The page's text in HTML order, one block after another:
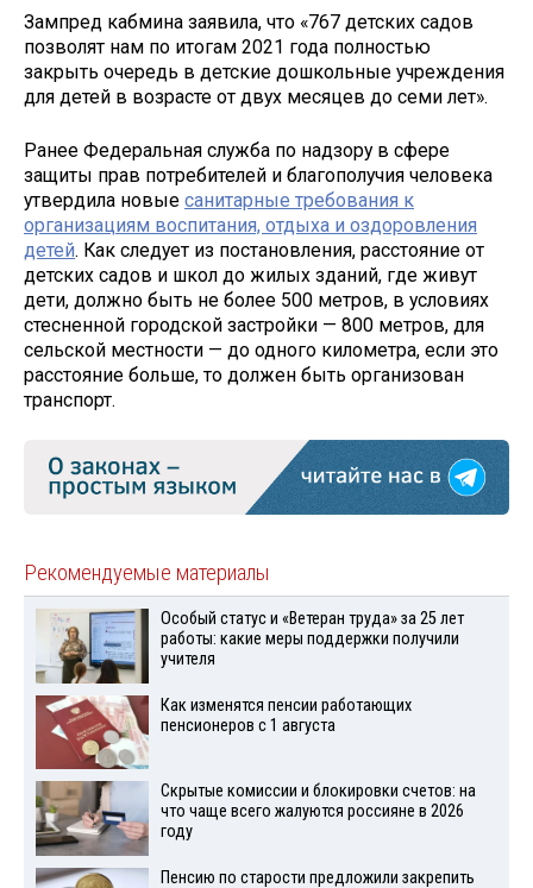
Зампред кабмина заявила, что «767 детских садов
позволят нам по итогам 2021 года полностью
закрыть очередь в детские дошкольные учреждения
для детей в возрасте от двух месяцев до семи лет».
Ранее Федеральная служба по надзору в сфере
защиты прав потребителей и благополучия человека
утвердила новые санитарные требования к
организациям воспитания, отдыха и оздоровления
детей. Как следует из постановления, расстояние от
детских садов и школ до жилых зданий, где живут
дети, должно быть не более 500 метров, в условиях
стесненной городской застройки — 800 метров, для
сельской местности — до одного километра, если это
расстояние больше, то должен быть организован
транспорт.
Рекомендуемые материалы
Особый статус и «Ветеран труда» за 25 лет
работы: какие меры поддержки получили
учителя
Как изменятся пенсии работающих
пенсионеров с 1 августа
Скрытые комиссии и блокировки счетов: на
что чаще всего жалуются россияне в 2026
году
Пенсию по старости предложили закрепить